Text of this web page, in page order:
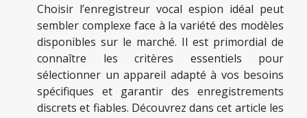
Choisir l’enregistreur vocal espion idéal peut
sembler complexe face à la variété des modèles
disponibles sur le marché. Il est primordial de
connaître les critères essentiels pour
sélectionner un appareil adapté à vos besoins
spécifiques et garantir des enregistrements
discrets et fiables. Découvrez dans cet article les